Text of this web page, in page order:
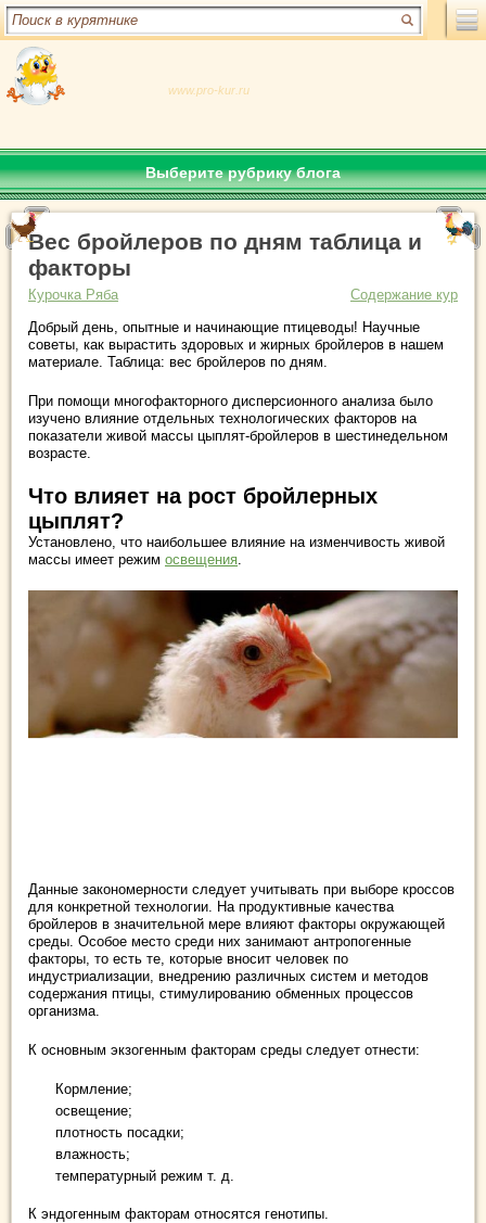
www.pro-kur.ru
Выберите рубрику блога
Вес бройлеров по дням таблица и
факторы
Курочка Ряба
Содержание кур
Добрый день, опытные и начинающие птицеводы! Научные
советы, как вырастить здоровых и жирных бройлеров в нашем
материале. Таблица: вес бройлеров по дням.
При помощи многофакторного дисперсионного анализа было
изучено влияние отдельных технологических факторов на
показатели живой массы цыплят-бройлеров в шестинедельном
возрасте.
Что влияет на рост бройлерных
цыплят?
Установлено, что наибольшее влияние на изменчивость живой
массы имеет режим освещения.
Данные закономерности следует учитывать при выборе кроссов
для конкретной технологии. На продуктивные качества
бройлеров в значительной мере влияют факторы окружающей
среды. Особое место среди них занимают антропогенные
факторы, то есть те, которые вносит человек по
индустриализации, внедрению различных систем и методов
содержания птицы, стимулированию обменных процессов
организма.
К основным экзогенным факторам среды следует отнести:
Кормление;
освещение;
плотность посадки;
влажность;
температурный режим т. д.
К эндогенным факторам относятся генотипы.